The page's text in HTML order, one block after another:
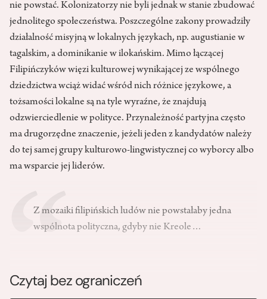
nie powstać. Kolonizatorzy nie byli jednak w stanie zbudować
jednolitego społeczeństwa. Poszczególne zakony prowadziły
działalność misyjną w lokalnych językach, np. augustianie w
tagalskim, a dominikanie w ilokańskim. Mimo łączącej
Filipińczyków więzi kulturowej wynikającej ze wspólnego
dziedzictwa wciąż widać wśród nich różnice językowe, a
tożsamości lokalne są na tyle wyraźne, że znajdują
odzwierciedlenie w polityce. Przynależność partyjna często
ma drugorzędne znaczenie, jeżeli jeden z kandydatów należy
do tej samej grupy kulturowo-lingwistycznej co wyborcy albo
ma wsparcie jej liderów.
Z mozaiki filipińskich ludów nie powstałaby jedna
wspólnota polityczna, gdyby nie Kreole…
Czytaj bez ograniczeń